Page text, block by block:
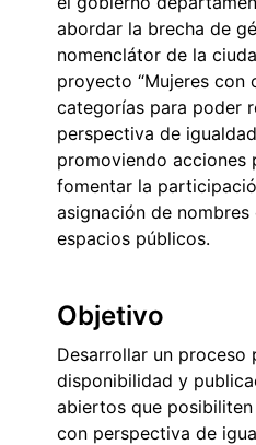
abordar la brecha de
nomenclátor de la
proyecto “Mujeres con
categorías para poder
perspectiva de
promoviendo acciones
fomentar la
asignación de
espacios públicos.
Objetivo
Desarrollar un proceso
disponibilidad y
abiertos que
con perspectiva de